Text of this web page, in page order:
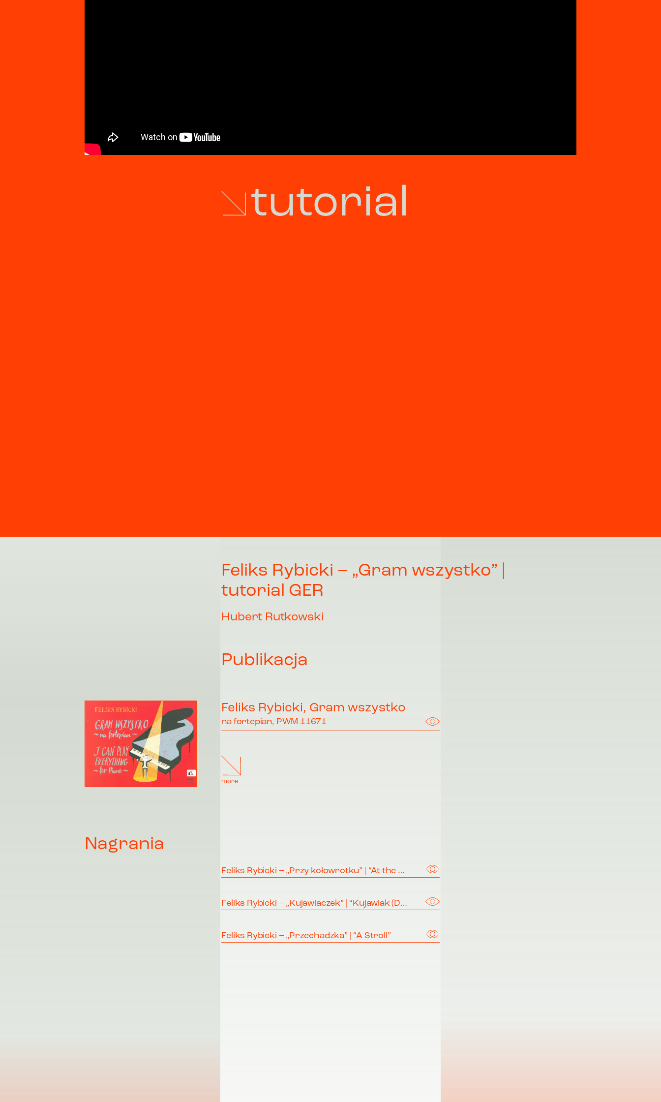
tutorial
Feliks Rybicki – „Gram wszystko” |
tutorial GER
Hubert Rutkowski
Publikacja
Feliks Rybicki, Gram wszystko
na fortepian, PWM 11671
more
Nagrania
Feliks Rybicki – „Przy kołowrotku” | “At the Spinning-wheel”
Feliks Rybicki – „Kujawiaczek” | “Kujawiak (Dance)”
Feliks Rybicki – „Przechadzka” | “A Stroll”